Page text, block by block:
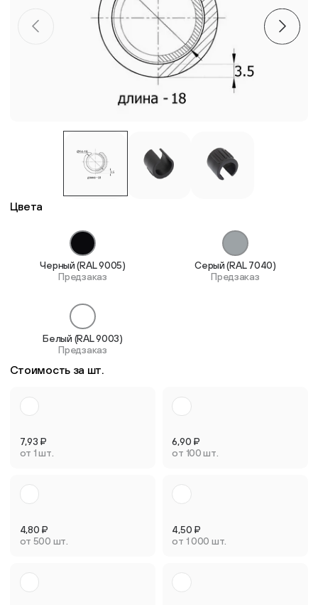
Цвета
Черный (RAL 9005)
Предзаказ
Серый (RAL 7040)
Предзаказ
Белый (RAL 9003)
Предзаказ
Стоимость за шт.
7,93 ₽
от 1 шт.
6,90 ₽
от 100 шт.
4,80 ₽
от 500 шт.
4,50 ₽
от 1 000 шт.
Пластиковые столешницы для школьных парт
Комплектующие для мебели
Система выравнивания плитки
Дюбель